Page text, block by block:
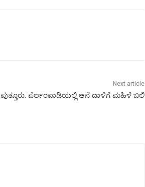
Next article
ಪುತ್ತೂರು: ಪೆರ್ಲಂಪಾಡಿಯಲ್ಲಿ ಆನೆ‌ ದಾಳಿಗೆ ಮಹಿಳೆ ಬಲಿ